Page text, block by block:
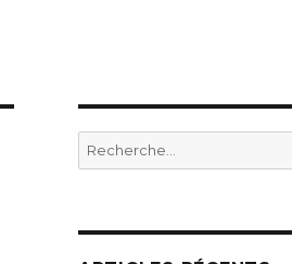
Recherche
pour